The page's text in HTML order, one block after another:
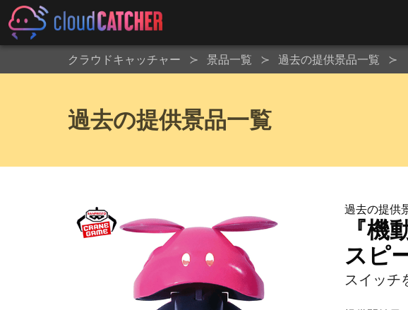
クラウドキャッチャー 景品一覧 過去の提供景品一覧
過去の提供景品一覧
過去の提供
『機
スピ
スイッチ